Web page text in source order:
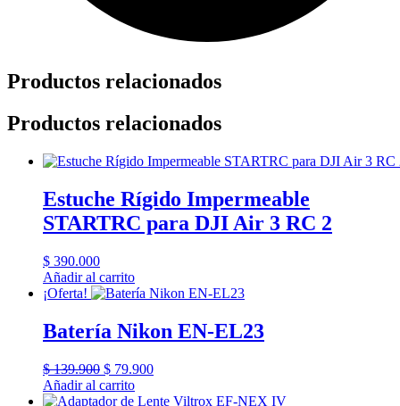
Productos relacionados
Productos relacionados
Estuche Rígido Impermeable
STARTRC para DJI Air 3 RC 2
$ 390.000
Añadir al carrito
¡Oferta!
Batería Nikon EN-EL23
$139.900 El
precio
original
$ 79.900El
actual
Añadir al carrito